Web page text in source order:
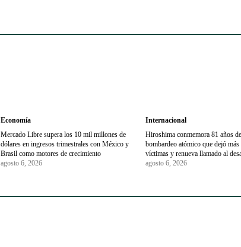
Economía
Mercado Libre supera los 10 mil millones de
dólares en ingresos trimestrales con México y
Brasil como motores de crecimiento
agosto 6, 2026
Internacional
Hiroshima conmemora 81 años
bombardeo atómico que dejó
víctimas y renueva llamado al
agosto 6, 2026